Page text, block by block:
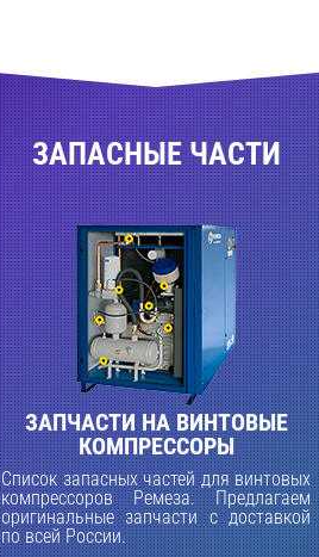
ЗАПАСНЫЕ ЧАСТИ
ЗАПЧАСТИ НА ВИНТОВЫЕ
КОМПРЕССОРЫ
Список запасных частей для винтовых
компрессоров Ремеза. Предлагаем
оригинальные запчасти с доставкой
по всей России.